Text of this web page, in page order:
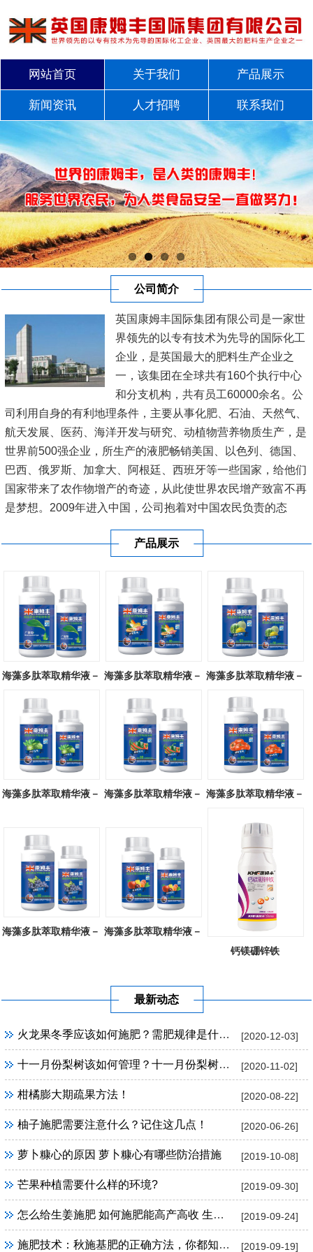
网站首页 关于我们 产品展示
新闻资讯 人才招聘 联系我们
公司简介
英国康姆丰国际集团有限公司是一家世
界领先的以专有技术为先导的国际化工
企业，是英国最大的肥料生产企业之
一，该集团在全球共有160个执行中心
和分支机构，共有员工60000余名。公
司利用自身的有利地理条件，主要从事化肥、石油、天然气、
航天发展、医药、海洋开发与研究、动植物营养物质生产，是
世界前500强企业，所生产的液肥畅销美国、以色列、德国、
巴西、俄罗斯、加拿大、阿根廷、西班牙等一些国家，给他们
国家带来了农作物增产的奇迹，从此使世界农民增产致富不再
是梦想。2009年进入中国，公司抱着对中国农民负责的态
东、广西、海南等20多...
[查看详情]
产品展示
海藻多肽萃取精华液－
广谱型
海藻多肽萃取精华液－
块茎专用
海藻多肽萃取精华液－
瓜类专用
海藻多肽萃取精华液－ 海藻多肽萃取精华液－ 海藻多肽萃取精华液－
海藻多肽萃取精华液－ 海藻多肽萃取精华液－
钙镁硼锌铁
最新动态
[2020-12-03]
火龙果冬季应该如何施肥？需肥规律是什么？
[2020-11-02]
十一月份梨树该如何管理？十一月份梨树管理方法！
[2020-08-22]
柑橘膨大期疏果方法！
[2020-06-26]
柚子施肥需要注意什么？记住这几点！
[2019-10-08]
萝卜糠心的原因 萝卜糠心有哪些防治措施
[2019-09-30]
芒果种植需要什么样的环境?
[2019-09-24]
怎么给生姜施肥 如何施肥能高产高收 生姜施肥技巧
[2019-09-19]
施肥技术：秋施基肥的正确方法，你都知道吗？